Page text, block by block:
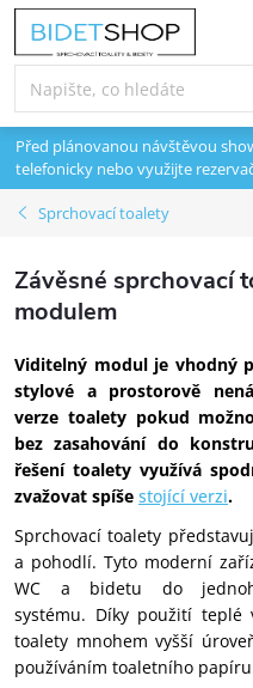
Přejít na obsah
Před plánovanou návštěvou
telefonicky nebo využijte
Sprchovací toalety
Závěsné sprchovací
modulem
Viditelný modul je vhodný
stylové a prostorově
verze toalety pokud
bez zasahování do
řešení toalety využívá
zvažovat spíše stojící verzi.
Sprchovací toalety
a pohodlí. Tyto moderní
WC a bidetu do
systému. Díky použití teplé
toalety mnohem vyšší
používáním toaletního